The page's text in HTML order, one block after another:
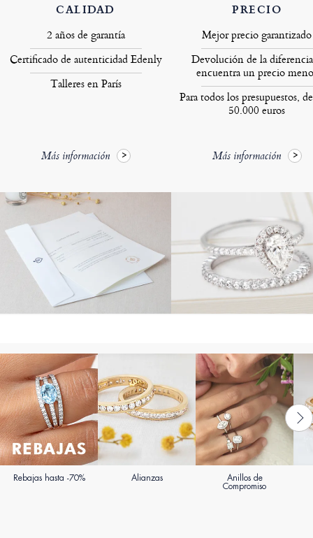
CALIDAD
2 años de garantía
Certificado de autenticidad Edenly
Talleres en París
Más información
PRECIO
Mejor precio garantizado
Devolución de la
encuentra un precio
Para todos los presupuestos,
50.000 euros
Más información
Rebajas hasta -70% Alianzas Anillos de
Compromiso